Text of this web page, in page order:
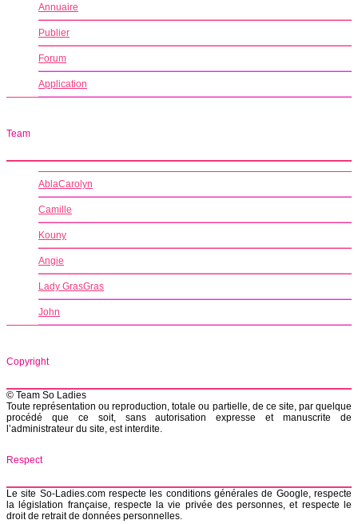
Annuaire
Publier
Forum
Application
Team
AblaCarolyn
Camille
Kouny
Angie
Lady GrasGras
John
Copyright
© Team So Ladies
Toute représentation ou reproduction, totale ou partielle, de ce site, par quelque
procédé que ce soit, sans autorisation expresse et manuscrite de
l’administrateur du site, est interdite.
Respect
Le site So-Ladies.com respecte les conditions générales de Google, respecte
la législation française, respecte la vie privée des personnes, et respecte le
droit de retrait de données personnelles.